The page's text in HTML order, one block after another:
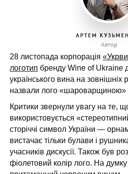
АРТЕМ
Автор
28 листопада корпорація
логотип бренду Wine of Ukraine
українського вина на зовнішніх
назвали лого «шароварщиною»
Критики звернули увагу на те,
використовується
сторіччі символ України —
вистачає тільки булави і
учасників дискусії. Також був
фіолетовий колір лого. На думку